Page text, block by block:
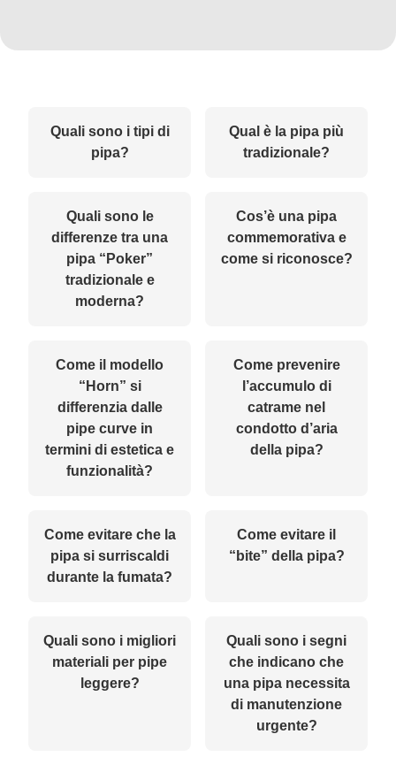
Quali sono i tipi di
pipa?
Qual è la pipa più
tradizionale?
Quali sono le
differenze tra una
pipa “Poker”
tradizionale e
moderna?
Cos’è una pipa
commemorativa e
come si riconosce?
Come il modello
“Horn” si
differenzia dalle
pipe curve in
termini di estetica e
funzionalità?
Come prevenire
l’accumulo di
catrame nel
condotto d’aria
della pipa?
Come evitare che la
pipa si surriscaldi
durante la fumata?
Come evitare il
“bite” della pipa?
Quali sono i migliori
materiali per pipe
leggere?
Quali sono i segni
che indicano che
una pipa necessita
di manutenzione
urgente?